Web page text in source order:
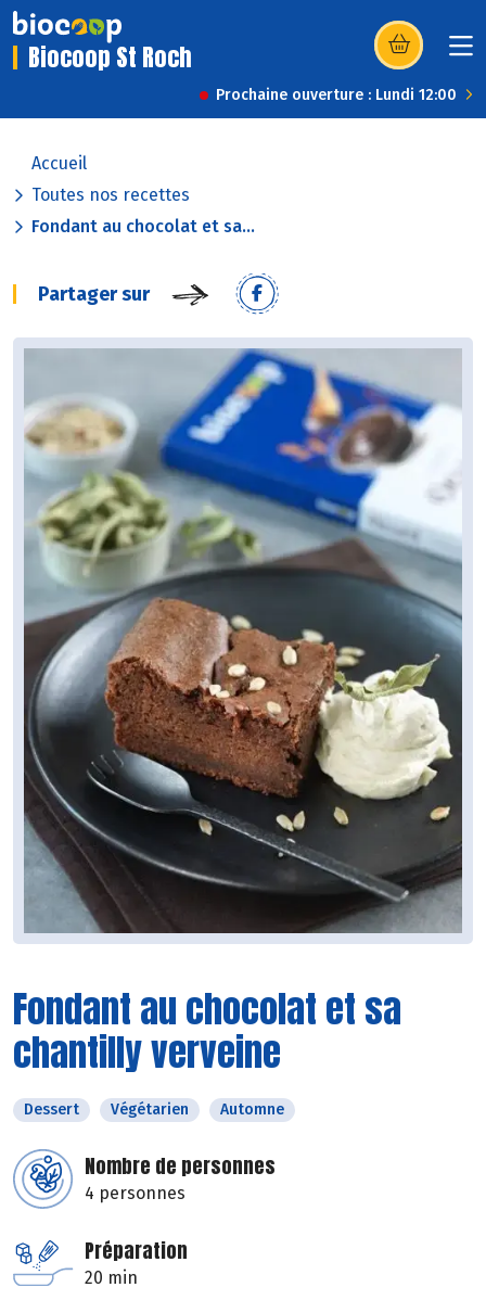
Biocoop St Roch (s’ouvre dans
Prochaine ouverture : Lundi 12:00
Accueil
Toutes nos recettes
Fondant au chocolat et sa...
Partager sur
Fondant au chocolat et sa
chantilly verveine
Dessert Végétarien Automne
Nombre de personnes
4 personnes
Préparation
20 min